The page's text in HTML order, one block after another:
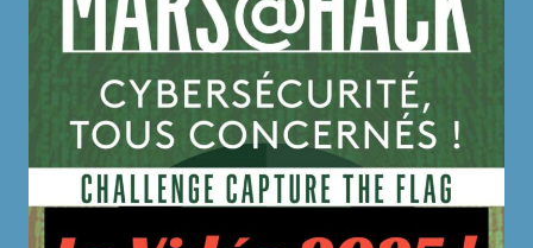
POUR
L’UNION
EXPERT
EN
INTELLIGENCE
ARTIFICIELLE
A
TENU
UNE